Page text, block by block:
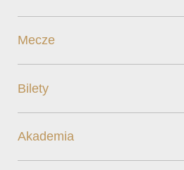
Mecze
Bilety
Akademia